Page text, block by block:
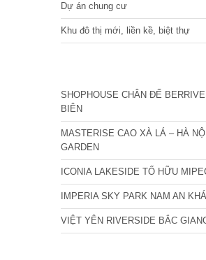
Dự án chung cư
Khu đô thị mới, liền kề, biệt thự
SHOPHOUSE CHÂN ĐẾ
BIÊN
MASTERISE CAO XÀ LÁ – HÀ
GARDEN
ICONIA LAKESIDE TỐ HỮU
IMPERIA SKY PARK NAM AN
VIỆT YÊN RIVERSIDE BẮC